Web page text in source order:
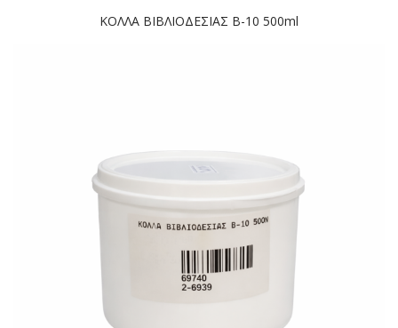
ΚΟΛΛΑ ΒΙΒΛΙΟΔΕΣΙΑΣ Β-10 500ml